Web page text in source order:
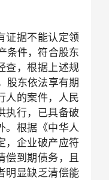
证据不能认定领
条件，符合股东
查，根据上述规
股东依法享有期
人的案件，人民
执行，已具备破
。根据《中华人
，企业破产应符
偿到期债务，且
明显缺乏清偿能